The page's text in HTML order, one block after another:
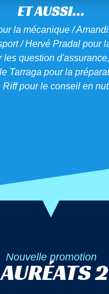
ET AUSSI...
la mécanique /
/ Hervé Pradal pour
les question
Tarraga pour la
Riff pour le conseil en
Nouvelle promotion